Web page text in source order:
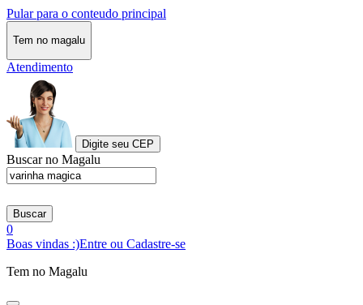
Pular para o conteudo principal
Tem no magalu
Atendimento
Digite seu CEP
Buscar no Magalu
Buscar
0
Boas vindas :)Entre ou Cadastre-se
Tem no Magalu